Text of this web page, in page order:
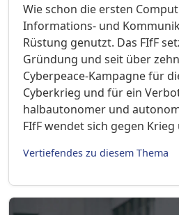
Wie schon die ersten
Informations- und
Rüstung genutzt. Das FIfF
Gründung und seit über
Cyberpeace-Kampagne für
Cyberkrieg und für ein
halbautonomer und
FIfF wendet sich gegen Krieg
Vertiefendes zu diesem Thema